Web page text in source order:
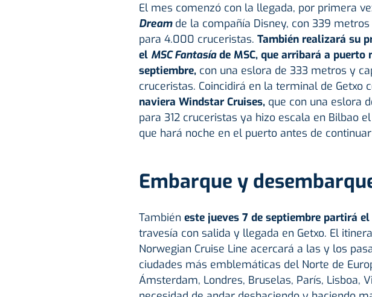
El mes comenzó con la llegada, por primera
Dream de la compañía Disney, con 339
para 4.000 cruceristas. También realizará su
el MSC Fantasíade MSC, que arribará a puerto
septiembre, con una eslora de 333 metros y
cruceristas. Coincidirá en la terminal de Getxo
naviera Windstar Cruises, que con una eslora
para 312 cruceristas ya hizo escala en Bilbao
que hará noche en el puerto antes de
Embarque y
También este jueves 7 de septiembre partirá el
travesía con salida y llegada en Getxo. El
Norwegian Cruise Line acercará a las y los
ciudades más emblemáticas del Norte de
Ámsterdam, Londres, Bruselas, París, Lisboa,